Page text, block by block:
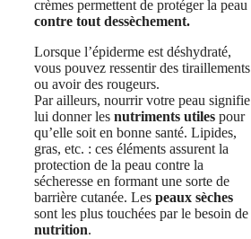
crèmes permettent de protéger la peau
contre tout dessèchement.
Lorsque l’épiderme est déshydraté,
vous pouvez ressentir des tiraillements
ou avoir des rougeurs.
Par ailleurs, nourrir votre peau signifie
lui donner les nutriments utiles pour
qu’elle soit en bonne santé. Lipides,
gras, etc. : ces éléments assurent la
protection de la peau contre la
sécheresse en formant une sorte de
barrière cutanée. Les peaux sèches
sont les plus touchées par le besoin de
nutrition.